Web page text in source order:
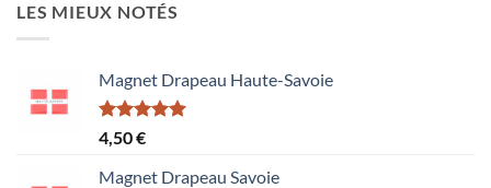
LES MIEUX NOTÉS
Magnet Drapeau Haute-Savoie
Note5.00
sur 5
4,50€
Magnet Drapeau Savoie